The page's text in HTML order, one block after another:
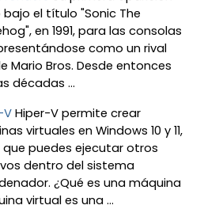
bajo el título "Sonic The
en 1991, para las consolas
como un rival
Mario Bros. Desde entonces
décadas ...
V Hiper-V permite crear
virtuales en Windows 10 y 11,
que puedes ejecutar otros
dentro del sistema
¿Qué es una máquina
virtual es una ...